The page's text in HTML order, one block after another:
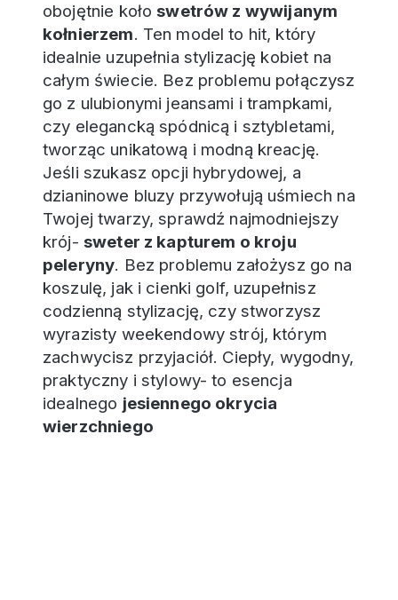
obojętnie kołoswetrów z wywijanym
kołnierzem. Ten model to hit, który
idealnie uzupełnia stylizację kobiet na
całym świecie. Bez problemu połączysz
go z ulubionymi jeansami i trampkami,
czy elegancką spódnicą i sztybletami,
tworząc unikatową i modną kreację.
Jeśli szukasz opcji hybrydowej, a
dzianinowe bluzy przywołują uśmiech na
Twojej twarzy, sprawdź najmodniejszy
krój- sweter z kapturem o kroju
peleryny. Bez problemu założysz go na
koszulę, jak i cienki golf, uzupełnisz
codzienną stylizację, czy stworzysz
wyrazisty weekendowy strój, którym
zachwycisz przyjaciół. Ciepły, wygodny,
praktyczny i stylowy- to esencja
idealnego jesiennego okrycia
wierzchniego